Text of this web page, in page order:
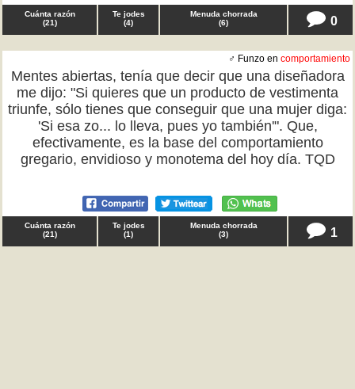
Cuánta razón
(21)
Te jodes
(4)
Menuda chorrada
(6) 0
♂ Funzo en comportamiento
Mentes abiertas, tenía que decir que una diseñadora
me dijo: "Si quieres que un producto de vestimenta
triunfe, sólo tienes que conseguir que una mujer diga:
'Si esa zo... lo lleva, pues yo también'". Que,
efectivamente, es la base del comportamiento
gregario, envidioso y monotema del hoy día. TQD
Cuánta razón
(21)
Te jodes
(1)
Menuda chorrada
(3) 1